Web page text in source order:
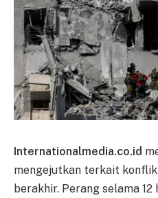
Internationalmedia.co.id
mengejutkan terkait
berakhir. Perang selama